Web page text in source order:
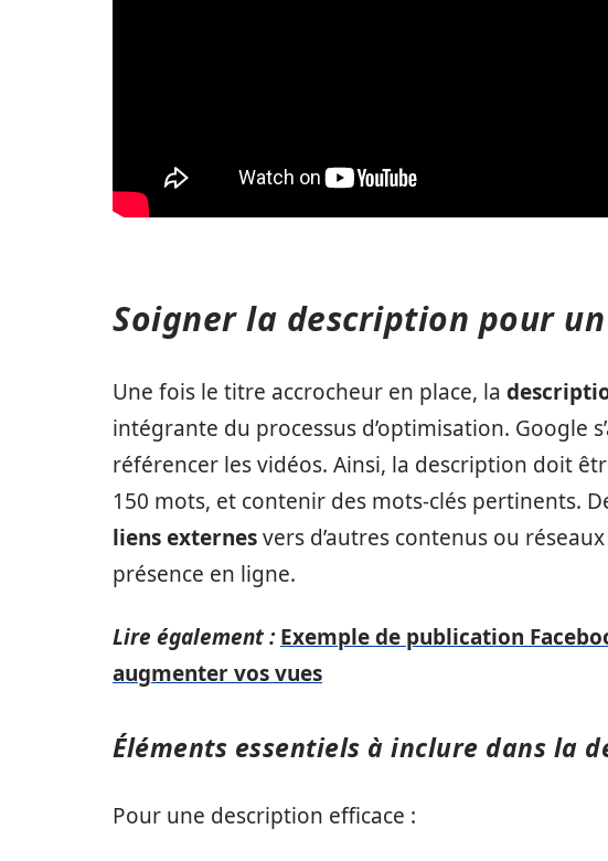
Soigner la description pour
Une fois le titre accrocheur en place, la
intégrante du processus d’optimisation. Google
référencer les vidéos. Ainsi, la description doit
150 mots, et contenir des mots-clés pertinents.
liens externesvers d’autres contenus ou
présence en ligne.
Lire également : Exemple de publication
augmenter vos vues
Éléments essentiels à inclure dans la
Pour une description efficace :